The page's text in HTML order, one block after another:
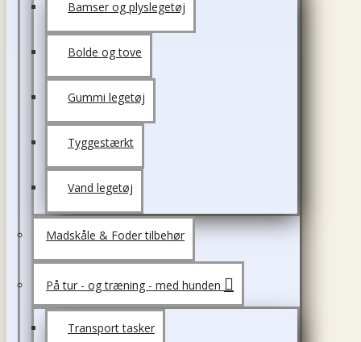
Bamser og plyslegetøj
Bolde og tove
Gummi legetøj
Tyggestærkt
Vand legetøj
Madskåle & Foder tilbehør
På tur - og træning - med hunden
Transport tasker